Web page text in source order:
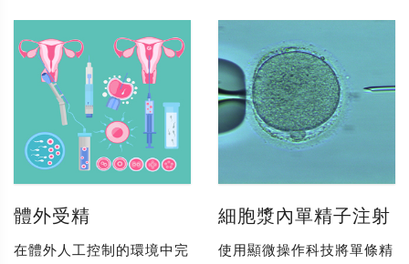
體外受精
在體外人工控制的環境中完
細胞漿內單精子注射
使用顯微操作科技將單條精